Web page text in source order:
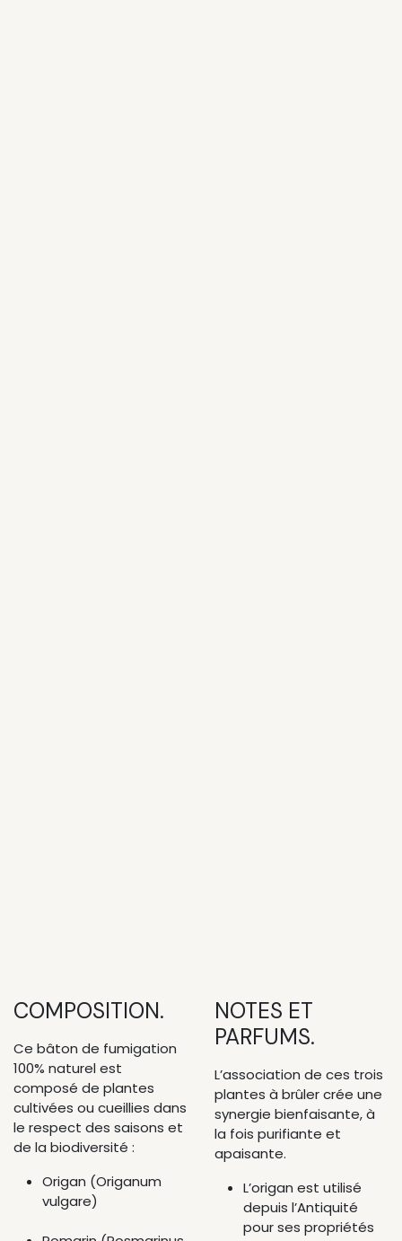
COMPOSITION.
Ce bâton de fumigation
100% naturel est
composé de plantes
cultivées ou cueillies dans
le respect des saisons et
de la biodiversité :
Origan (Origanum
vulgare)
NOTES ET
PARFUMS.
L’association de ces trois
plantes à brûler crée une
synergie bienfaisante, à
la fois purifiante et
apaisante.
L’origan est utilisé
depuis l’Antiquité
pour ses propriétés